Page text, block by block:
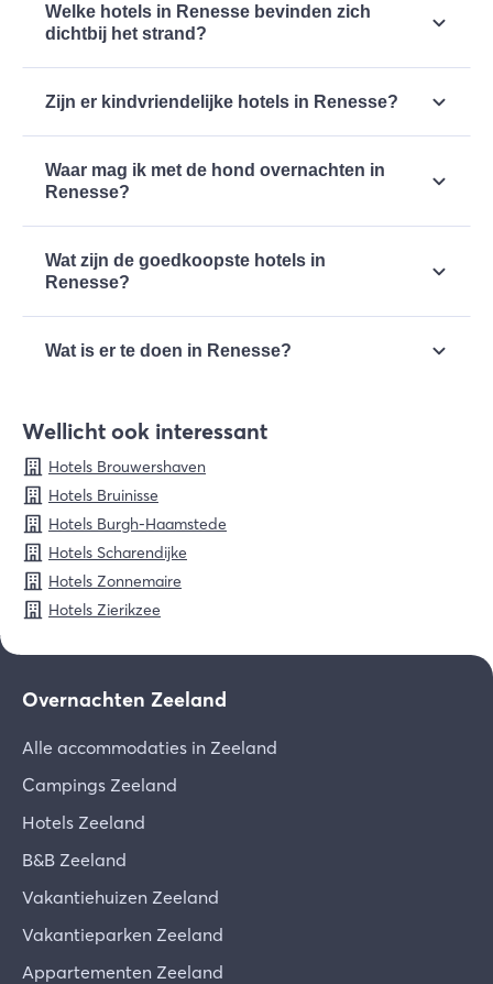
Welke hotels in Renesse bevinden zich
dichtbij het strand?
altijd op loop- of fietsafstand van het strand.
Badhotel Renesseligt direct onder de duinen van
Renesse.
Zijn er kindvriendelijke hotels in Renesse?
Bekijk alle kindvriendelijke hotels in Renesse
Waar mag ik met de hond overnachten in
Renesse?
hond gewoon mee. In Renesse vind je een aantal
diervriendelijke hotels
Wat zijn de goedkoopste hotels in
Renesse?
volgende hotels:Badhotel Renesse
Hotel de Vier
Wat is er te doen in Renesse?
bestemming voor het hele gezin. Ontdek wat er
Wellicht ook interessant
Hotels Brouwershaven
Hotels Bruinisse
Hotels Burgh-Haamstede
Hotels Scharendijke
Hotels Zonnemaire
Hotels Zierikzee
Overnachten Zeeland
Alle accommodaties in Zeeland
Campings Zeeland
Hotels Zeeland
B&B Zeeland
Vakantiehuizen Zeeland
Vakantieparken Zeeland
Appartementen Zeeland